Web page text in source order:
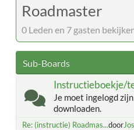
Roadmaster
0 Leden en 7 gasten
Sub-Boards
Instructieboekje/
Je moet ingelogd
downloaden.
Re: (instructie) Roadmas...door